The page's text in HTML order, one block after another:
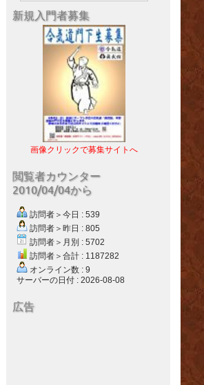
新規入門者募集
画像クリックで募集サイトへ
閲覧者カウンター
2010/04/04から
訪問者＞今日 : 539
訪問者＞昨日 : 805
訪問者＞月別 : 5702
訪問者＞合計 : 1187282
オンライン数 : 9
サーバーの日付 : 2026-08-08
広告